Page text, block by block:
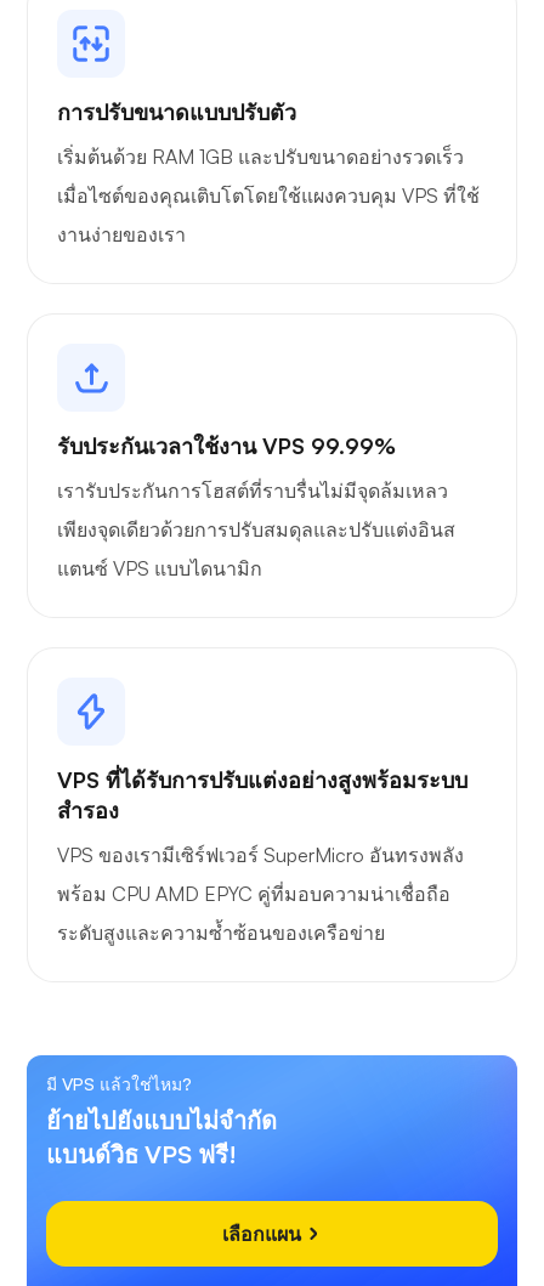
การปรับขนาดแบบปรับตัว
เริ่มต้นด้วย RAM 1GB และปรับขนาดอย่างรวดเร็ว
เมื่อไซต์ของคุณเติบโตโดยใช้แผงควบคุม VPS ที่ใช้
งานง่ายของเรา
รับประกันเวลาใช้งาน VPS 99.99%
เรารับประกันการโฮสต์ที่ราบรื่นไม่มีจุดล้มเหลว
เพียงจุดเดียวด้วยการปรับสมดุลและปรับแต่งอินส
แตนซ์ VPS แบบไดนามิก
VPS ที่ได้รับการปรับแต่งอย่างสูงพร้อมระบบ
สำรอง
VPS ของเรามีเซิร์ฟเวอร์ SuperMicro อันทรงพลัง
พร้อม CPU AMD EPYC คู่ที่มอบความน่าเชื่อถือ
ระดับสูงและความซ้ำซ้อนของเครือข่าย
มี VPS แล้วใช่ไหม?
ย้ายไปยังแบบไม่จำกัด
แบนด์วิธ VPS ฟรี!
เลือกแผน